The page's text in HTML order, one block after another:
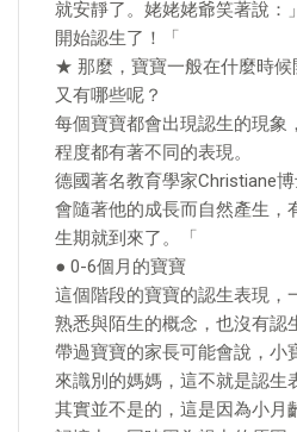
就安靜了。姥姥姥爺笑著說：
開始認生了！「
★ 那麼，寶寶一般在什麼時
又有哪些呢？
每個寶寶都會出現認生的現象
程度都有著不同的表現。
德國著名教育學家Christiane
會隨著他的成長而自然產生，
生期就到來了。「
● 0-6個月的寶寶
這個階段的寶寶的認生表現，
熟悉與陌生的概念，也沒有認
帶過寶寶的家長可能會說，小
來識別的媽媽，這不就是認生
其實並不是的，這是因為小月